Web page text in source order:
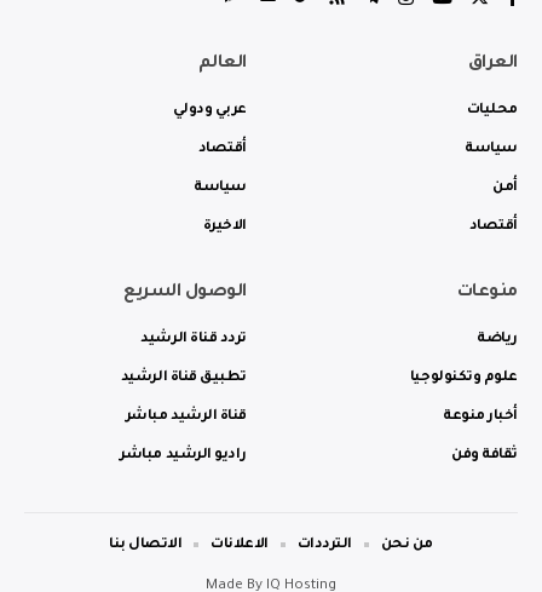
العراق
محليات
سياسة
أمن
أقتصاد
العالم
عربي ودولي
أقتصاد
سياسة
الاخيرة
منوعات
رياضة
علوم وتكنولوجيا
أخبار منوعة
ثقافة وفن
الوصول السريع
تردد قناة الرشيد
تطبيق قناة الرشيد
قناة الرشيد مباشر
راديو الرشيد مباشر
Made By IQ Hosting
من نحن الترددات الاعلانات الاتصال بنا